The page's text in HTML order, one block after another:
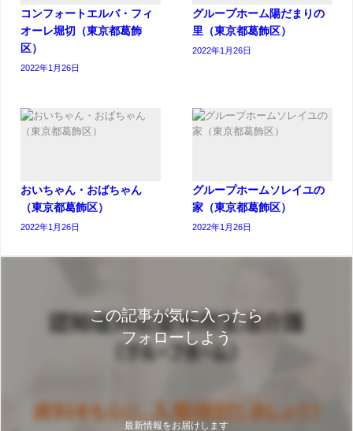
コンフォートエルバ・フィ
オーレ堀切（東京都葛飾
区）
2022年1月26日
グループホーム陽だまりの
里（東京都葛飾区）
2022年1月26日
おいちゃん・おばちゃん
（東京都葛飾区）
2022年1月26日
グループホームソレイユの
家（東京都葛飾区）
2022年1月26日
この記事が気に入ったら
フォローしよう
最新情報をお届けします